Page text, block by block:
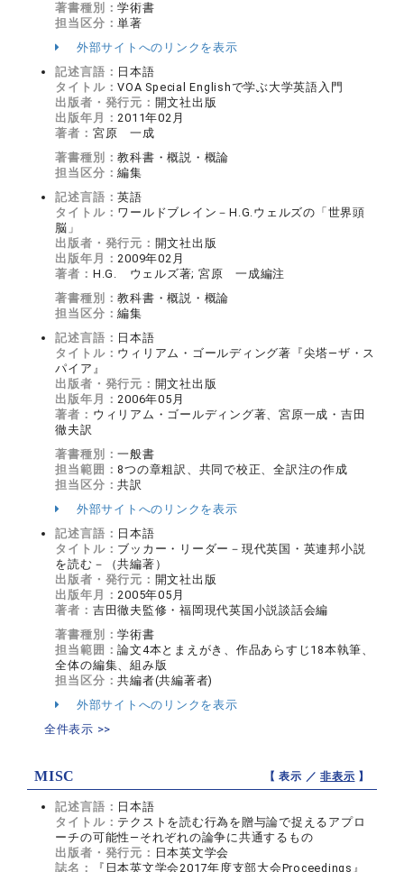
著書種別：学術書
担当区分：単著
外部サイトへのリンクを表示
記述言語： 日本語
タイトル：VOA Special Englishで学ぶ大学英語入門
出版者・発行元： 開文社出版
出版年月：2011年02月
著者： 宮原 一成
著書種別：教科書・概説・概論
担当区分：編集
記述言語：英語
タイトル： ワールドブレイン－H.G.ウェルズの「世界頭
脳」
出版者・発行元： 開文社出版
出版年月：2009年02月
著者： H.G. ウェルズ著; 宮原 一成編注
著書種別：教科書・概説・概論
担当区分：編集
記述言語： 日本語
タイトル： ウィリアム・ゴールディング著『尖塔―ザ・ス
パイア』
出版者・発行元： 開文社出版
出版年月：2006年05月
著者： ウィリアム・ゴールディング著、宮原一成・吉田
徹夫訳
著書種別：一般書
担当範囲：8つの章粗訳、共同で校正、全訳注の作成
担当区分：共訳
外部サイトへのリンクを表示
記述言語： 日本語
タイトル： ブッカー・リーダー－現代英国・英連邦小説
を読む－（共編著）
出版者・発行元： 開文社出版
出版年月：2005年05月
著者： 吉田徹夫監修・福岡現代英国小説談話会編
著書種別：学術書
担当範囲：論文4本とまえがき、作品あらすじ18本執筆、
全体の編集、組み版
担当区分：共編者(共編著者)
外部サイトへのリンクを表示
全件表示 >>
MISC 【 表示 ／非表示 】
記述言語： 日本語
タイトル： テクストを読む行為を贈与論で捉えるアプロ
ーチの可能性―それぞれの論争に共通するもの
出版者・発行元： 日本英文学会
誌名：
『日本英文学会2017年度支部大会Proceedings』